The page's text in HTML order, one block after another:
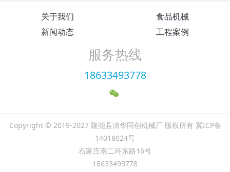
关于我们
食品机械
新闻动态
工程案例
服务热线
18633493778
Copyright © 2019-2027 隆尧县清华同创机械厂 版权所有 冀ICP备
14018024号
石家庄南二环东路16号
18633493778